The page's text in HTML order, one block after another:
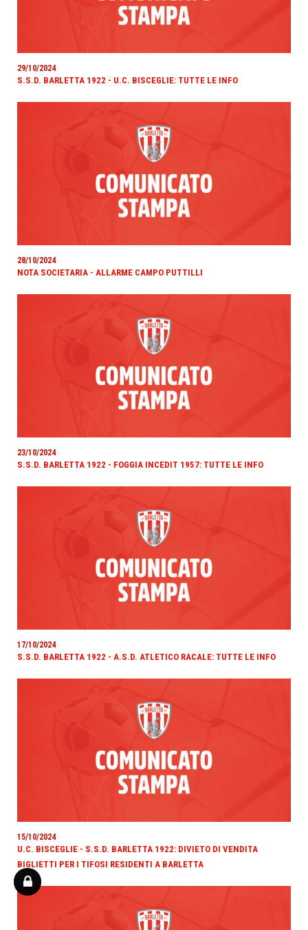
29/10/2024
S.S.D. BARLETTA 1922 - U.C. BISCEGLIE: TUTTE LE INFO
28/10/2024
NOTA SOCIETARIA - ALLARME CAMPO PUTTILLI
23/10/2024
S.S.D. BARLETTA 1922 - FOGGIA INCEDIT 1957: TUTTE LE INFO
17/10/2024
S.S.D. BARLETTA 1922 - A.S.D. ATLETICO RACALE: TUTTE LE INFO
15/10/2024
U.C. BISCEGLIE - S.S.D. BARLETTA 1922: DIVIETO DI VENDITA
BIGLIETTI PER I TIFOSI RESIDENTI A BARLETTA